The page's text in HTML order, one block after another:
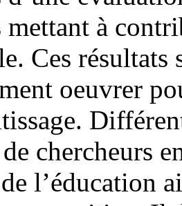
mettant à
Ces résultats
oeuvrer
chercheurs
l’éducation